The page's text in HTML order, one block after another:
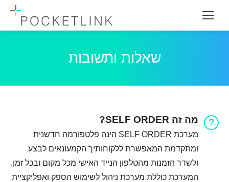
שאלות ותשובות
מה זה SELF ORDER?
מערכת SELF ORDER הינה פלטפורמה חדשנית
ומתקדמת המאפשרת ללקוחותיך הקמעונאים לבצע
ולשדר הזמנות מהטלפון הנייד האישי מכל מקום ובכל זמן.
המערכת כוללת מערכת ניהול לשימוש הספק ואפליקציית